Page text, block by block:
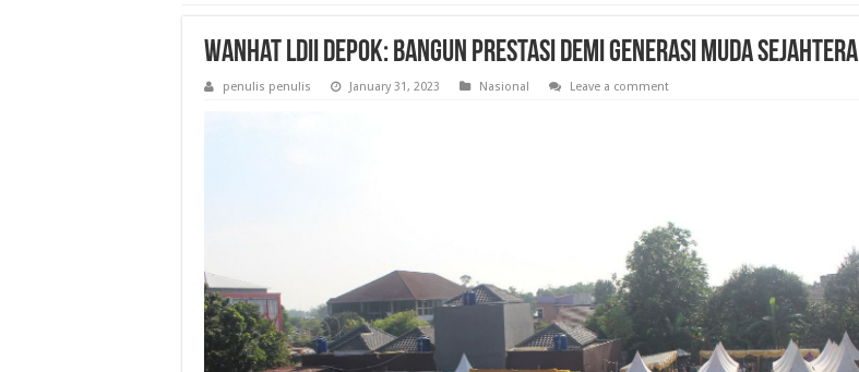
Wanhat LDII Depok: Bangun Prestasi Demi Generasi Muda Sejahtera
penulis penulis January 31, 2023 Nasional Leave a comment